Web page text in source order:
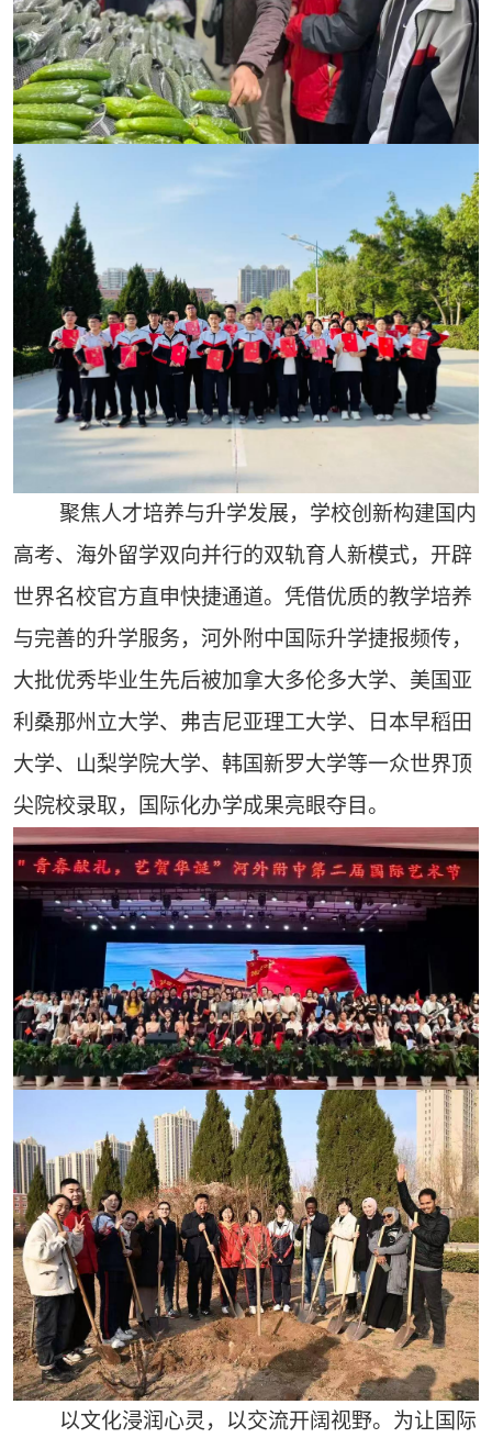
聚焦人才培养与升学发展，学校创新构建国内
高考、海外留学双向并行的双轨育人新模式，开辟
世界名校官方直申快捷通道。凭借优质的教学培养
与完善的升学服务，河外附中国际升学捷报频传，
大批优秀毕业生先后被加拿大多伦多大学、美国亚
利桑那州立大学、弗吉尼亚理工大学、日本早稻田
大学、山梨学院大学、韩国新罗大学等一众世界顶
尖院校录取，国际化办学成果亮眼夺目。
以文化浸润心灵，以交流开阔视野。为让国际